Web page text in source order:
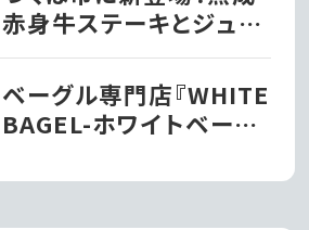
赤身牛ステーキとジュー
シーハンバーグが自慢の
『ビッグシェフ亭』｜つく
ば市
ベーグル専門店『WHITE
BAGEL-ホワイトベーグ
ン!!｜阿見町